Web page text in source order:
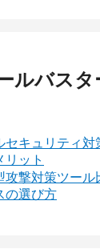
ルバスタ
セキュリティ
リット
攻撃対策ツール
の選び方